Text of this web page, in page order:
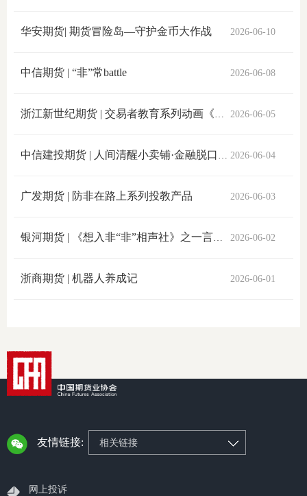
维权须
2026-06-10
华安期货| 期货冒险岛—守护金币大作战
2026-06-08
中信期货 | “非”常battle
2026-06-05
浙江新世纪期货 | 交易者教育系列动画《我和我的怨种朋友》
2026-06-04
中信建投期货 | 人间清醒小卖铺·金融脱口秀
2026-06-03
广发期货 | 防非在路上系列投教产品
2026-06-02
银河期货 | 《想入非“非”相声社》之一言道破套路，交易没有“期”骗
2026-06-01
浙商期货 | 机器人养成记
友情链接: 相关链接
网上投诉